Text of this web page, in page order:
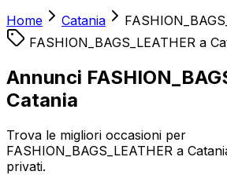
Home Catania
FASHION_BAGS_LEATHER a
Annunci
Catania
Trova le migliori occasioni per
FASHION_BAGS_LEATHER a
privati.